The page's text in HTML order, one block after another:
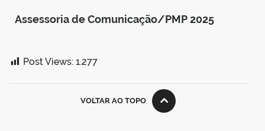
Assessoria de Comunicação/PMP 2025
Post Views: 1.277
VOLTAR AO TOPO